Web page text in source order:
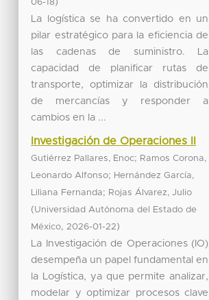
06-18
La logística se ha convertido en un
pilar estratégico para la eficiencia de
las cadenas de suministro. La
capacidad de planificar rutas de
transporte, optimizar la distribución
de mercancías y responder a
cambios en la ...
Investigación de Operaciones II
Gutiérrez Pallares, Enoc; Ramos Corona,
Leonardo Alfonso; Hernández García,
Liliana Fernanda; Rojas Álvarez, Julio
(Universidad Autónoma del Estado de
México, 2026-01-22)
La Investigación de Operaciones (IO)
desempeña un papel fundamental en
la Logística, ya que permite analizar,
modelar y optimizar procesos clave